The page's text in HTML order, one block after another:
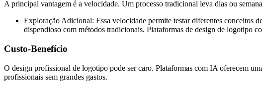
A principal vantagem é a velocidade. Um processo tradicional leva dias ou
Exploração Adicional: Essa velocidade permite testar diferentes conceitos
dispendioso com métodos tradicionais. Plataformas de design de logotipo
Custo-Benefício
O design profissional de logotipo pode ser caro. Plataformas com IA oferecem
profissionais sem grandes gastos.